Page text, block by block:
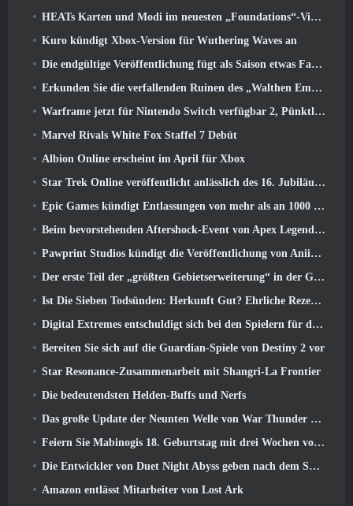
HEATs Karten und Modi im neuesten „Foundations“-Video
Kuro kündigt Xbox-Version für Wuthering Waves an
Die endgültige Veröffentlichung fügt als Saison etwas Fantasie hinzu 10 Startet
Erkunden Sie die verfallenden Ruinen des „Walthen Empire“ im nächsten großen Update von RAVEN2
Warframe jetzt für Nintendo Switch verfügbar 2, Pünktlich zum Start von Shadowgrapher
Marvel Rivals White Fox Staffel 7 Debüt
Albion Online erscheint im April für Xbox
Star Trek Online veröffentlicht anlässlich des 16. Jubiläums eine Minidokumentation über die Ursprünge der Föderation
Epic Games kündigt Entlassungen von mehr als an 1000 Mitarbeiter, Unter Berufung auf „Abschwung im Fortnite-Engagement“
Beim bevorstehenden Aftershock-Event von Apex Legends wird es elektrisierend
Pawprint Studios kündigt die Veröffentlichung von Aniimo für PlayStation an 5 Und der Epic Games Store bei Markteinführungen
Der erste Teil der „größten Gebietserweiterung“ in der Geschichte von RuneScape startet heute
Ist Die Sieben Todsünden: Herkunft Gut? Ehrliche Rezension
Digital Extremes entschuldigt sich bei den Spielern für den durch „schändliche Einladungen“ in Warframe verursachten Stress
Bereiten Sie sich auf die Guardian-Spiele von Destiny 2 vor
Star Resonance-Zusammenarbeit mit Shangri-La Frontier
Die bedeutendsten Helden-Buffs und Nerfs
Das große Update der Neunten Welle von War Thunder verbessert das Aussehen von Seeschlachten mit verbesserter Wasservisualisierung
Feiern Sie Mabinogis 18. Geburtstag mit drei Wochen voller Events und Belohnungen
Die Entwickler von Duet Night Abyss geben nach dem Spiel-Update eine offizielle Stellungnahme zum jüngsten Malware-Vorfall ab
Amazon entlässt Mitarbeiter von Lost Ark